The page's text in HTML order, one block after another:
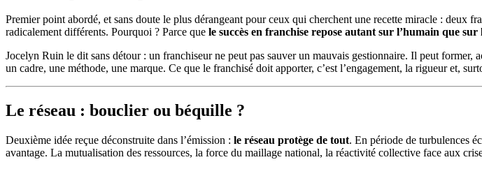
Premier point abordé, et sans doute le plus dérangeant pour ceux qui cherchent une recette miracle : deux
radicalement différents. Pourquoi ? Parce que le succès en franchise repose autant sur l’humain que sur
Jocelyn Ruin le dit sans détour : un franchiseur ne peut pas sauver un mauvais gestionnaire. Il peut former,
un cadre, une méthode, une marque. Ce que le franchisé doit apporter, c’est l’engagement, la rigueur et,
Le réseau : bouclier ou béquille ?
Deuxième idée reçue déconstruite dans l’émission : le réseau protège de tout. En période de turbulences
avantage. La mutualisation des ressources, la force du maillage national, la réactivité collective face aux